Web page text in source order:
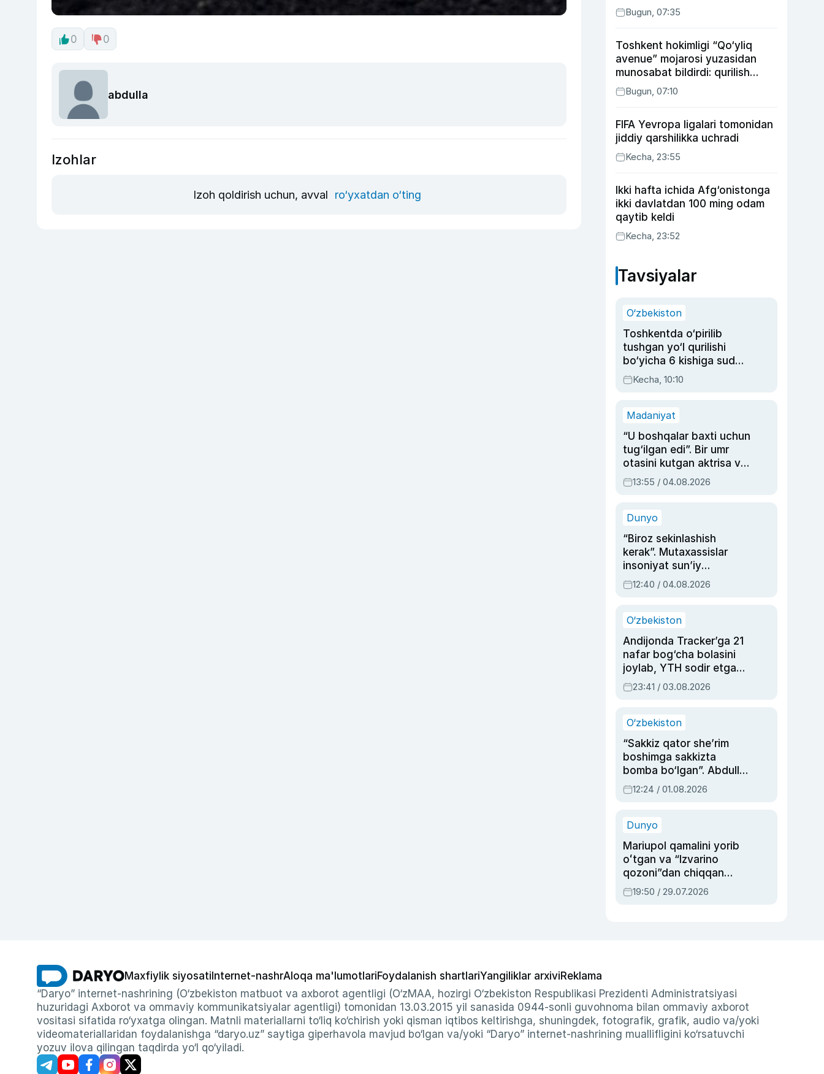
0 0
abdulla
Izohlar
Izoh qoldirish uchun, avval ro‘yxatdan o‘ting
topshiradi
Bugun, 07:35
Toshkent hokimligi “Qo‘yliq
avenue” mojarosi yuzasidan
munosabat bildirdi: qurilish
ishlarining 53 foizi yakunlangan
Bugun, 07:10
FIFA Yevropa ligalari tomonidan
jiddiy qarshilikka uchradi
Kecha, 23:55
Ikki hafta ichida Afg‘onistonga
ikki davlatdan 100 ming odam
qaytib keldi
Kecha, 23:52
Tavsiyalar
O‘zbekiston
Toshkentda o‘pirilib
tushgan yo‘l qurilishi
bo‘yicha 6 kishiga sud
hukmi o‘qildi
Kecha, 10:10
Madaniyat
“U boshqalar baxti uchun
tug‘ilgan edi”. Bir umr
otasini kutgan aktrisa va
dublyaj ustasi Rimma
Ahmedovaning
13:55 / 04.08.2026
Dunyo
“Biroz sekinlashish
kerak”. Mutaxassislar
insoniyat sun’iy
intellektni boshqara
olmay qolishidan xavotir
12:40 / 04.08.2026
O‘zbekiston
Andijonda Tracker’ga 21
nafar bog‘cha bolasini
joylab, YTH sodir etgan
ayolga sud hukmi o‘qildi
23:41 / 03.08.2026
O‘zbekiston
“Sakkiz qator she’rim
boshimga sakkizta
bomba bo‘lgan”. Abdulla
Oripovni siyosiy
ayblovlardan asrab
12:24 / 01.08.2026
Dunyo
Mariupol qamalini yorib
oʻtgan va “Izvarino
qozoni”dan chiqqan
qahramon — Ukraina
armiyasi bosh
19:50 / 29.07.2026
Maxfiylik siyosati Internet-nashrAloqa ma'lumotlariFoydalanish shartlariYangiliklar arxiviReklama
“Daryo” internet-nashrining (O‘zbekiston matbuot va axborot agentligi (O‘zMAA, hozirgi O‘zbekiston Respublikasi Prezidenti Administratsiyasi
huzuridagi Axborot va ommaviy kommunikatsiyalar agentligi) tomonidan 13.03.2015 yil sanasida 0944-sonli guvohnoma bilan ommaviy axborot
vositasi sifatida ro‘yxatga olingan. Matnli materiallarni to‘liq ko‘chirish yoki qisman iqtibos keltirishga, shuningdek, fotografik, grafik, audio va/yoki
videomateriallaridan foydalanishga “daryo.uz” saytiga giperhavola mavjud bo‘lgan va/yoki “Daryo” internet-nashrining muallifligini ko‘rsatuvchi
yozuv ilova qilingan taqdirda yo‘l qo‘yiladi.